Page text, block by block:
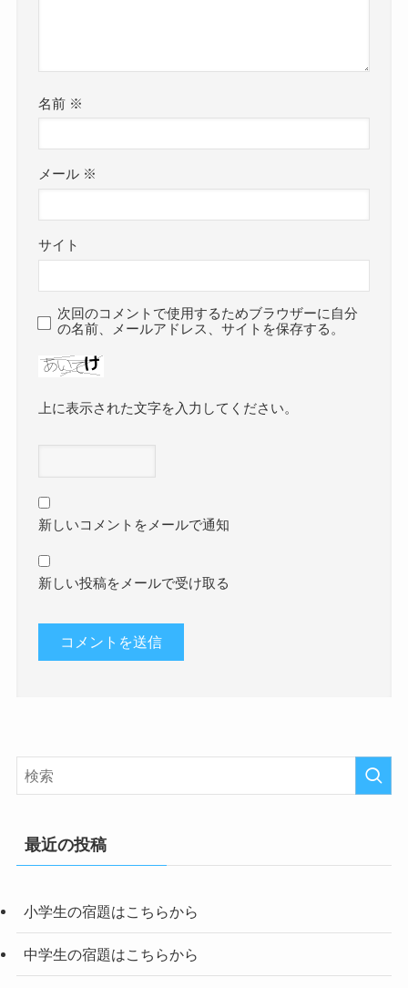
名前 ※
メール ※
サイト
次回のコメントで使用するためブラウザーに自分
の名前、メールアドレス、サイトを保存する。
上に表示された文字を入力してください。
新しいコメントをメールで通知
新しい投稿をメールで受け取る
最近の投稿
小学生の宿題はこちらから
中学生の宿題はこちらから